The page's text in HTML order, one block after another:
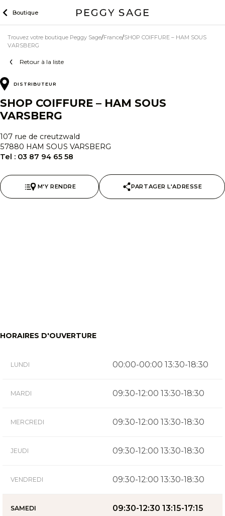
to
Boutique
Retour à la liste
Trouvez votre boutique Peggy Sage France SHOP COIFFURE – HAM SOUS
VARSBERG
DISTRIBUTEUR
SHOP COIFFURE – HAM SOUS
VARSBERG
107 rue de creutzwald
57880 HAM SOUS VARSBERG
Tel : 03 87 94 65 58
M'Y RENDRE PARTAGER L'ADRESSE
HORAIRES D'OUVERTURE
LUNDI 00:00-00:00 13:30-18:30
MARDI 09:30-12:00 13:30-18:30
MERCREDI 09:30-12:00 13:30-18:30
JEUDI 09:30-12:00 13:30-18:30
VENDREDI 09:30-12:00 13:30-18:30
SAMEDI 09:30-12:30 13:15-17:15